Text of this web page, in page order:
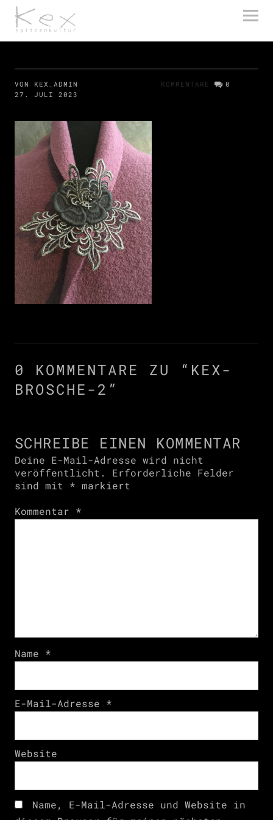
kex spitzenkultur
VON KEX_ADMIN
27. JULI 2023
KOMMENTARE 0
0 KOMMENTARE ZU “ KEX-
BROSCHE-2 ”
SCHREIBE EINEN KOMMENTAR
Deine E-Mail-Adresse wird nicht
veröffentlicht.
Erforderliche Felder
sind mit * markiert
Kommentar *
Name *
E-Mail-Adresse *
Website
Name, E-Mail-Adresse und Website in